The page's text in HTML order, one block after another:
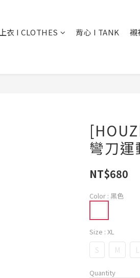
上衣 I CLOTHES 背心 I TANK 襯
彎刀
NT$680
Color : 黑色
Size : XL
S M L
Quantity